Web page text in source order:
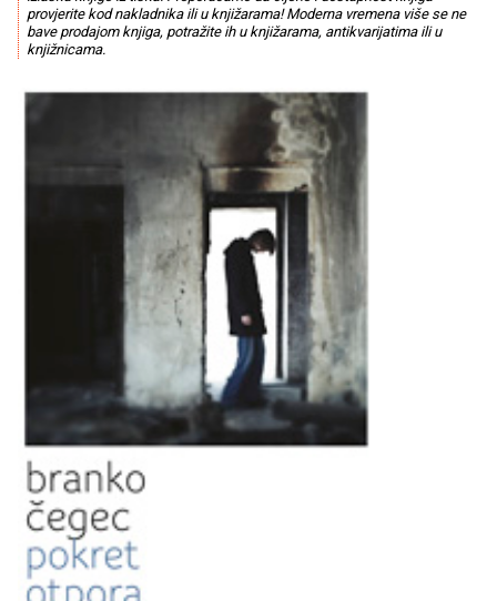
provjerite kod nakladnika ili u knjižarama! Moderna vremena više se ne
bave prodajom knjiga, potražite ih u knjižarama, antikvarijatima ili u
knjižnicama.